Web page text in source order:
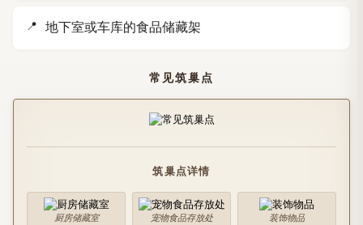
地下室或车库的食品储藏架
常见筑巢点
筑巢点详情
厨房储藏室 宠物食品存放处 装饰物品